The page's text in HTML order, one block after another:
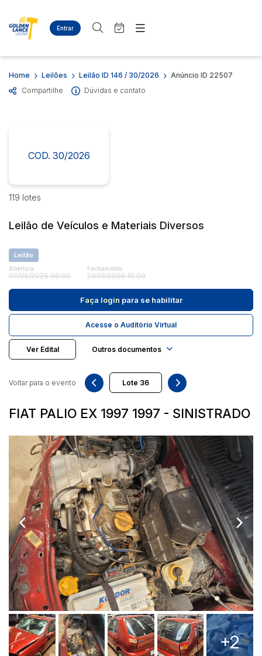
Entrar
Criar conta Entrar
Site
Agenda
Quem Somos
Diversos
Eletros/eletrônicos
Eletrodomésticos
Busca por palavra-chave
Bairro
Judiciais Extrajudiciais
R$
Quem Somos
Home Leilões Leilão ID 146 / 30/2026
Anúncio ID 22507
Compartilhe
Dúvidas e contato
COD. 30/2026
119 lotes
Leilão de Veículos e Materiais Diversos
Leilão
Abertura
07/05/2026 00:00
Fechamento
21/05/2026 10:00
Faça login para se habilitar
Acesse o Auditório Virtual
Ver Edital Outros documentos
FIAT PALIO EX 1997 1997 - SINISTRADO
Voltar para o evento
+2